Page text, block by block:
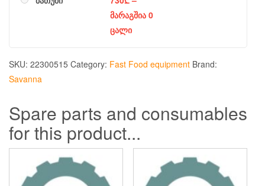
მარაგშია 0
ცალი
SKU: 22300515 Category: Fast Food equipment Brand:
Savanna
Spare parts and consumables
for this product...